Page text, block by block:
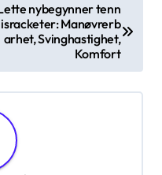
nybegynner tenn
isracketer: Manøvrerb
arhet, Svinghastighet,
Komfort